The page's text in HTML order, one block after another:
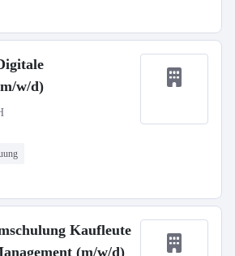
w/d)
Kaufleute
(m/w/d)